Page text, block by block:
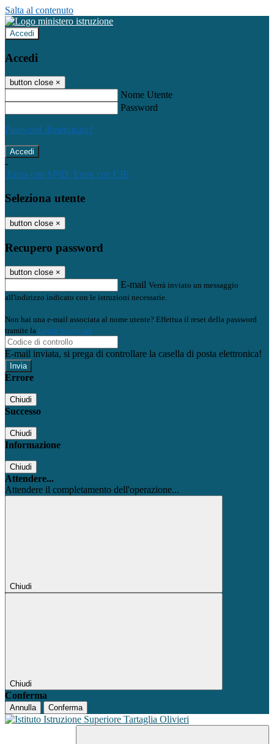
Salta al contenuto
Accedi
Accedi
button close ×
Nome Utente
Password
Password dimenticata?
-
Entra con SPID Entra con CIE
Seleziona utente
button close ×
Recupero password
button close ×
E-mail Verrà inviato un messaggio
all'indirizzo indicato con le istruzioni necessarie.
Non hai una e-mail associata al nome utente? Effettua il reset della password
tramite la Login Spaggiari
E-mail inviata, si prega di controllare la casella di posta elettronica!
Errore
Chiudi
Successo
Chiudi
Informazione
Chiudi
Attendere...
Attendere il completamento dell'operazione...
Chiudi
Chiudi
Conferma
Annulla Conferma